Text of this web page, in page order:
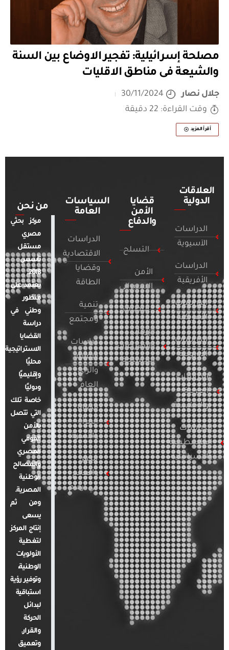
مصلحة إسرائيلية: تفجير الاوضاع بين السنة
والشيعة فى مناطق الاقليات
جلال نصار
30/11/2024
وقت القراءة: 22 دقيقة
أقرأ المزيد
العلاقات
الدولية
الدراسات
الآسيوية
الدراسات
الأفريقية
الدراسات
الأمريكية
الدراسات
الأوروبية
الدراسات
العربية
والإقليمية
الدراسات
الفلسطينية
والإسرائيلية
قضايا
الأمن
والدفاع
التسلح
الأمن
السيبراني
التطرف
الإرهاب
والصراعات
المسلحة
السياسات
العامة
الدراسات
الاقتصادية
وقضايا
الطاقة
تنمية
ومجتمع
دراسات
الإعلام
والرأي
العام
قضايا
المرأة
والأسرة
مصر
والعالم
في أرقام
من نحن
مركز بحثي
مصري
مستقل
تأسس
2018.
يعتمد على
منظور
وطني في
دراسة
القضايا
الاستراتيجية
محليًا
وإقليميًا
ودوليًا
خاصة تلك
التي تتصل
بالأمن
القومي
المصري
والمصالح
الوطنية
المصرية.
ومن ثم
يسعى
إنتاج المركز
لتغطية
الأولويات
الوطنية،
وتوفير رؤية
استباقية
لبدائل
الحركة
والقرار.
وتعميق